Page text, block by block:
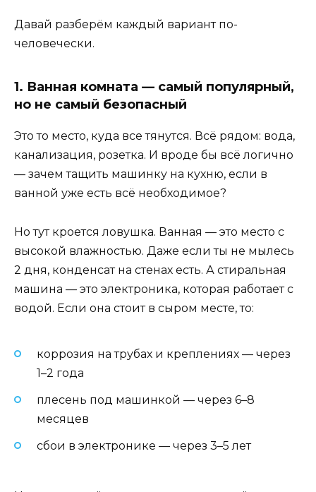
Давай разберём каждый вариант по-
человечески.
1. Ванная комната — самый популярный,
но не самый безопасный
Это то место, куда все тянутся. Всё рядом: вода,
канализация, розетка. И вроде бы всё логично
— зачем тащить машинку на кухню, если в
ванной уже есть всё необходимое?
Но тут кроется ловушка. Ванная — это место с
высокой влажностью. Даже если ты не мылесь
2 дня, конденсат на стенах есть. А стиральная
машина — это электроника, которая работает с
водой. Если она стоит в сыром месте, то:
коррозия на трубах и креплениях — через
1–2 года
плесень под машинкой — через 6–8
месяцев
сбои в электронике — через 3–5 лет